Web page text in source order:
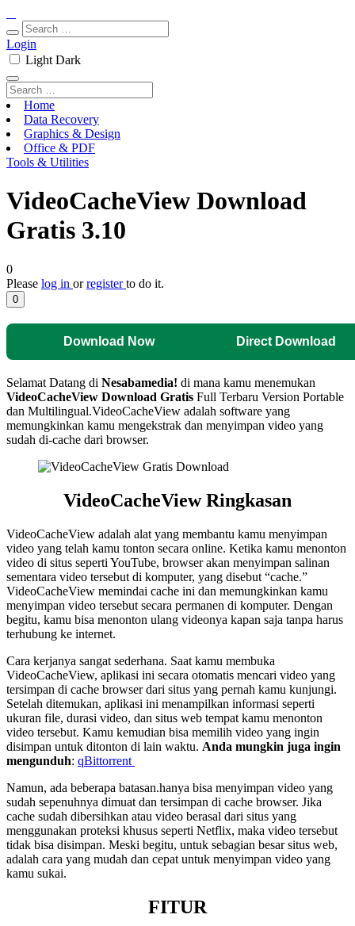
Login
Light Dark
Home
Data Recovery
Graphics & Design
Office & PDF
Tools & Utilities
VideoCacheView Download
Gratis 3.10
0
Please log in orregisterto do it.
0
Download Now Direct Download
Selamat Datang di Nesabamedia! di mana kamu menemukan
VideoCacheView Download Gratis Full Terbaru Version Portable
dan Multilingual.VideoCacheView adalah software yang
memungkinkan kamu mengekstrak dan menyimpan video yang
sudah di-cache dari browser.
VideoCacheView Ringkasan
VideoCacheView adalah alat yang membantu kamu menyimpan
video yang telah kamu tonton secara online. Ketika kamu menonton
video di situs seperti YouTube, browser akan menyimpan salinan
sementara video tersebut di komputer, yang disebut “cache.”
VideoCacheView memindai cache ini dan memungkinkan kamu
menyimpan video tersebut secara permanen di komputer. Dengan
begitu, kamu bisa menonton ulang videonya kapan saja tanpa harus
terhubung ke internet.
Cara kerjanya sangat sederhana. Saat kamu membuka
VideoCacheView, aplikasi ini secara otomatis mencari video yang
tersimpan di cache browser dari situs yang pernah kamu kunjungi.
Setelah ditemukan, aplikasi ini menampilkan informasi seperti
ukuran file, durasi video, dan situs web tempat kamu menonton
video tersebut. Kamu kemudian bisa memilih video yang ingin
disimpan untuk ditonton di lain waktu. Anda mungkin juga ingin
mengunduh: qBittorrent
Namun, ada beberapa batasan.hanya bisa menyimpan video yang
sudah sepenuhnya dimuat dan tersimpan di cache browser. Jika
cache sudah dibersihkan atau video berasal dari situs yang
menggunakan proteksi khusus seperti Netflix, maka video tersebut
tidak bisa disimpan. Meski begitu, untuk sebagian besar situs web,
adalah cara yang mudah dan cepat untuk menyimpan video yang
kamu sukai.
FITUR